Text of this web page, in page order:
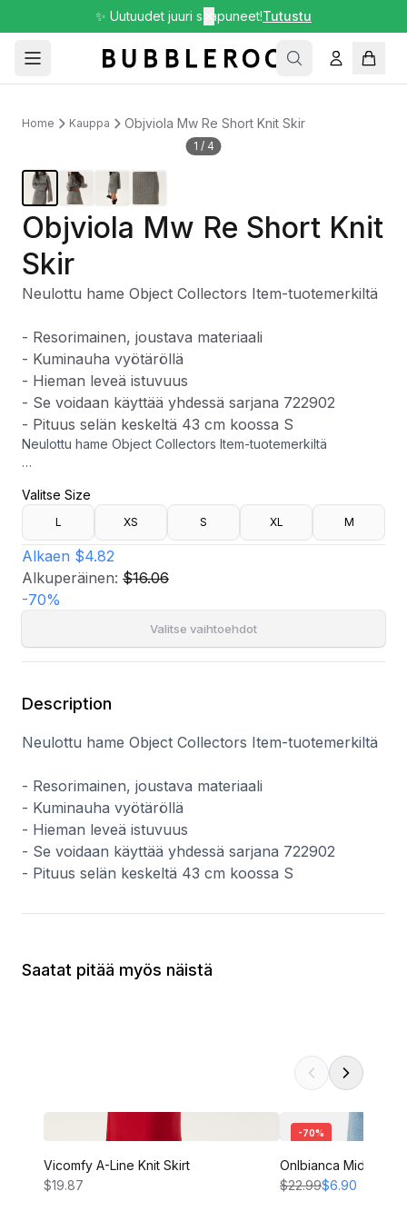
✨ Uutuudet juuri saapuneet!Tutustu
Home Kauppa Objviola Mw Re Short Knit Skir
1 / 4
Objviola Mw Re Short Knit
Skir
Neulottu hame Object Collectors Item-tuotemerkiltä
- Resorimainen, joustava materiaali
- Kuminauha vyötäröllä
- Hieman leveä istuvuus
- Se voidaan käyttää yhdessä sarjana 722902
- Pituus selän keskeltä 43 cm koossa S
Neulottu hame Object Collectors Item-tuotemerkiltä
- Kuminauha vyötäröllä
- Hieman leveä istuvuus
- Se voidaan käyttää yhdessä sarjana 722902
- Pituus selän keskeltä 43 cm koossa S
Valitse Size
L XS S XL M
Alkaen $4.82
Alkuperäinen: $16.06
-70%
Valitse vaihtoehdot
Description
Neulottu hame Object Collectors Item-tuotemerkiltä
- Resorimainen, joustava materiaali
- Kuminauha vyötäröllä
- Hieman leveä istuvuus
- Se voidaan käyttää yhdessä sarjana 722902
- Pituus selän keskeltä 43 cm koossa S
Saatat pitää myös näistä
Vicomfy A-Line Knit Skirt
$19.87
-70%
Onlbianca Midi Skirt
$22.99$6.90